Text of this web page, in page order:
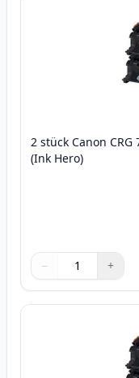
2 stück Canon CRG
(Ink Hero)
Menge
Verwenden Sie die
− +
Menge 1